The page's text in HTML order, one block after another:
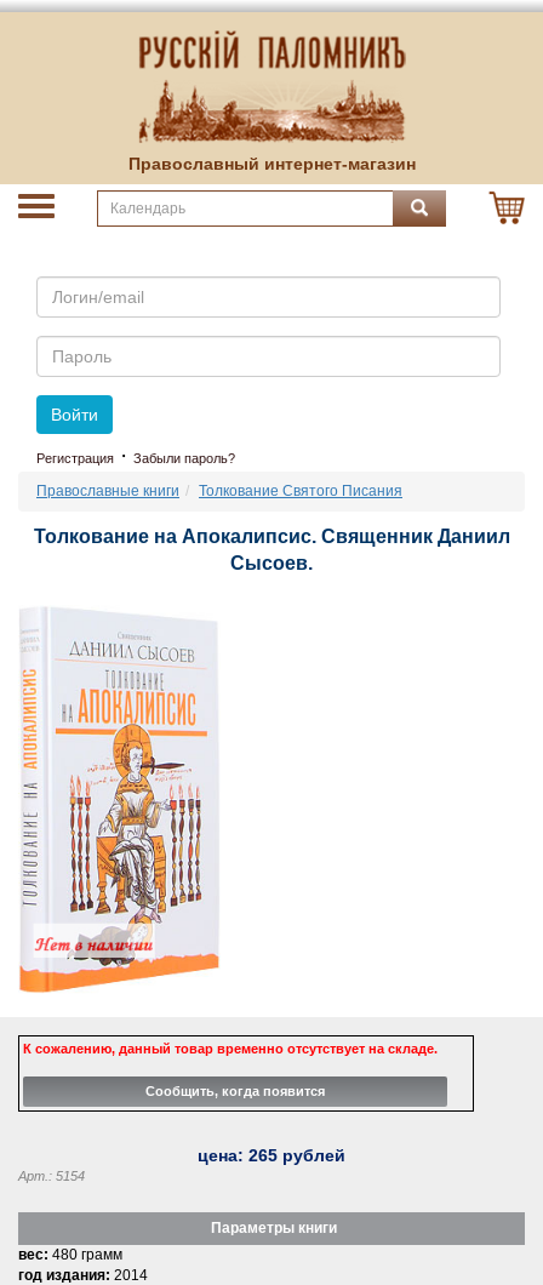
Православный интернет-магазин
Email
Пароль
Войти
Регистрация · Забыли пароль?
Православные книги Толкование Святого Писания
Толкование на Апокалипсис. Священник Даниил
Сысоев.
К сожалению, данный товар временно отсутствует на складе.
цена: 265 рублей
Арт.: 5154
Параметры книги
вес: 480 грамм
год издания: 2014